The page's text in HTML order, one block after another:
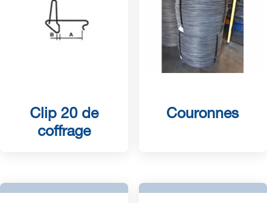
Clip 20 de
coffrage
Couronnes